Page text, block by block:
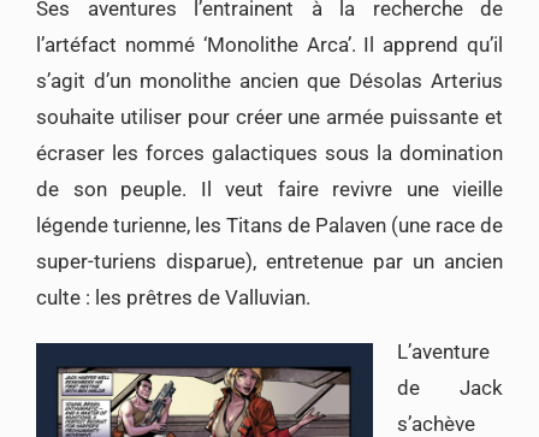
Ses aventures l’entrainent à la recherche de
l’artéfact nommé ‘Monolithe Arca’. Il apprend qu’il
s’agit d’un monolithe ancien que Désolas Arterius
souhaite utiliser pour créer une armée puissante et
écraser les forces galactiques sous la domination
de son peuple. Il veut faire revivre une vieille
légende turienne, les Titans de Palaven (une race de
super-turiens disparue), entretenue par un ancien
culte : les prêtres de Valluvian.
L’aventure
de Jack
s’achève